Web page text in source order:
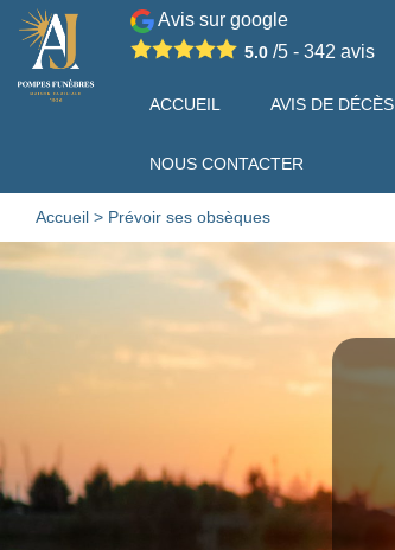
Avis sur google
5.0 /5 - 342 avis
ACCUEIL AVIS DE DÉCÈS
NOUS CONTACTER
Accueil > Prévoir ses obsèques